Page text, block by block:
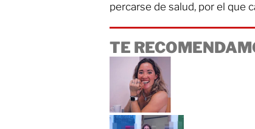
percarse de salud, por el que
TE